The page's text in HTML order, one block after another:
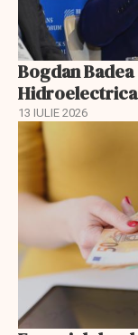
Bogdan
Hidroelectrica
13 IULIE 2026